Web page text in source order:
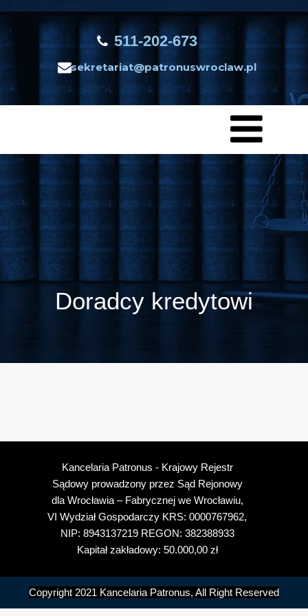
Doradcy kredytowi
sekretariat@patronuswroclaw.pl
511-202-673
Kancelaria Patronus - Krajowy Rejestr
Sądowy prowadzony przez Sąd Rejonowy
dla Wrocławia – Fabrycznej we Wrocławiu,
VI Wydział Gospodarczy KRS: 0000767962,
NIP: 8943137219 REGON: 382388933
Kapitał zakładowy: 50.000,00 zł
Copyright 2021 Kancelaria Patronus, All Right Reserved